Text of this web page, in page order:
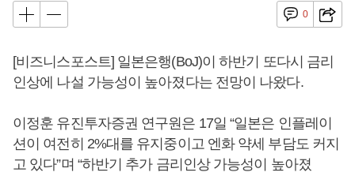
0
[비즈니스포스트] 일본은행(BoJ)이 하반기 또다시 금리
인상에 나설 가능성이 높아졌다는 전망이 나왔다.
이정훈 유진투자증권 연구원은 17일 “일본은 인플레이
션이 여전히 2%대를 유지중이고 엔화 약세 부담도 커지
고 있다”며 “하반기 추가 금리인상 가능성이 높아졌